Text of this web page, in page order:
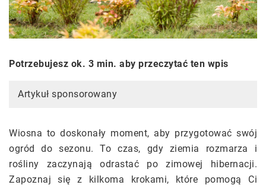
Potrzebujesz ok. 3 min. aby przeczytać ten wpis
Artykuł sponsorowany
Wiosna to doskonały moment, aby przygotować swój
ogród do sezonu. To czas, gdy ziemia rozmarza i
rośliny zaczynają odrastać po zimowej hibernacji.
Zapoznaj się z kilkoma krokami, które pomogą Ci